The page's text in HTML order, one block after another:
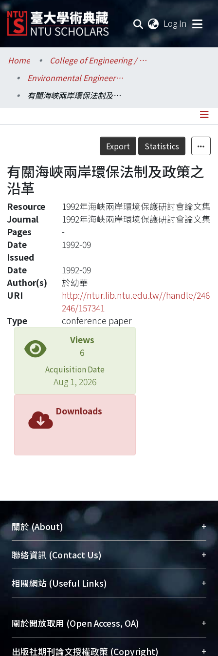
Log In
Communities & Collections
Research Outputs
Statistics
Home
College of Engineering / 工學院
Environmental Engineering / 環境工程學研究所
有關海峽兩岸環保法制及政策之沿革
Details
Export Statistics
有關海峽兩岸環保法制及政策之
沿革
Resource
1992年海峽兩岸環境保護研討會論文集
Journal
1992年海峽兩岸環境保護研討會論文集
Pages
-
Date
Issued
1992-09
Date
1992-09
Author(s)
於幼華
URI
http://ntur.lib.ntu.edu.tw//handle/246
246/157341
Type
conference paper
Views
6
Acquisition Date
Aug 1, 2026
Downloads
關於 (About) +
臺大位居世界頂尖大學之列，為永久珍藏及向國際
展現本校豐碩的研究成果及學術能量，圖書館整合
機構典藏（NTUR）與學術庫（AH）不同功能平
台，成為臺大學術典藏NTU scholars。期能整合研
究能量、促進交流合作、保存學術產出、推廣研究
成果。
To permanently archive and promote researcher
profiles and scholarly works, Library integrates the
聯絡資訊 (Contact Us) +
總館學科館員(Main Library)
醫學圖書館學科館員(Medical Library)
Sciences Library)
相關網站 (Useful Links) +
關於開放取用 (Open Access, OA) +
開放取用是從使用者角度提升資訊取用性的社會運
出版社期刊論文授權政策 (Copyright) +